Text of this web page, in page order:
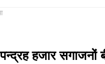
हजार सगाजनों